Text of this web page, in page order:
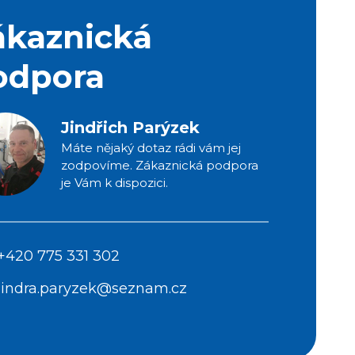
Jindřich Parýzek
Máte nějaký dotaz rádi vám jej
zodpovíme. Zákaznická podpora
je Vám k dispozici.
775 331 302